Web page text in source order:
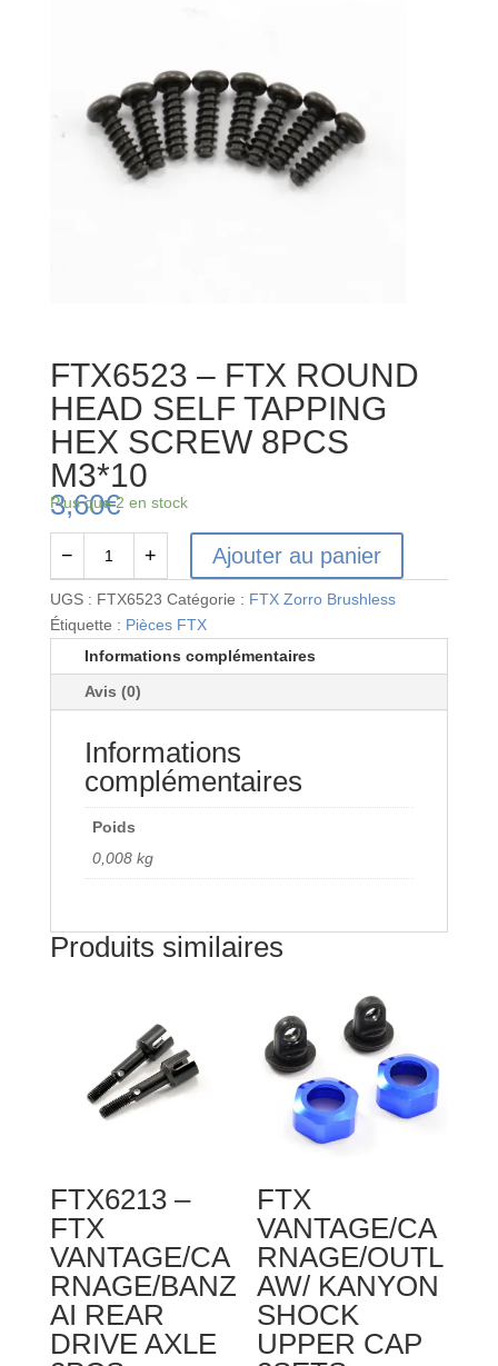
FTX6523 – FTX ROUND
HEAD SELF TAPPING
HEX SCREW 8PCS
M3*10
3,60€
Plus que 2 en stock
quantité
de
FTX6523
-
ROUND
SELF
SCREW
− + Ajouter au panier
UGS : FTX6523 Catégorie : FTX Zorro Brushless
Étiquette : Pièces FTX
Informations complémentaires
Avis (0)
Informations
complémentaires
Poids
0,008 kg
Produits similaires
FTX6213 –
FTX
VANTAGE/CA
RNAGE/BANZ
AI REAR
DRIVE AXLE
FTX
VANTAGE/CA
RNAGE/OUTL
AW/ KANYON
SHOCK
UPPER CAP